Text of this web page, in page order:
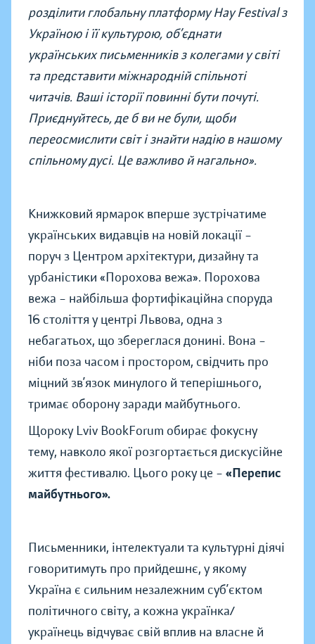
розділити глобальну платформу Hay Festival з
Україною і її культурою, об’єднати
українських письменників з колегами у світі
та представити міжнародній спільноті
читачів. Ваші історії повинні бути почуті.
Приєднуйтесь, де б ви не були, щоби
переосмислити світ і знайти надію в нашому
спільному дусі. Це важливо й нагально».
Книжковий ярмарок вперше зустрічатиме
українських видавців на новій локації –
поруч з Центром архітектури, дизайну та
урбаністики «Порохова вежа». Порохова
вежа – найбільша фортифікаційна споруда
16 століття у центрі Львова, одна з
небагатьох, що збереглася донині. Вона –
ніби поза часом і простором, свідчить про
міцний зв’язок минулого й теперішнього,
тримає оборону заради майбутнього.
Щороку Lviv BookForum обирає фокусну
тему, навколо якої розгортається дискусійне
життя фестивалю. Цього року це – «Перепис
майбутнього».
Письменники, інтелектуали та культурні діячі
говоритимуть про прийдешнє, у якому
Україна є сильним незалежним суб’єктом
політичного світу, а кожна українка/
українець відчуває свій вплив на власне й